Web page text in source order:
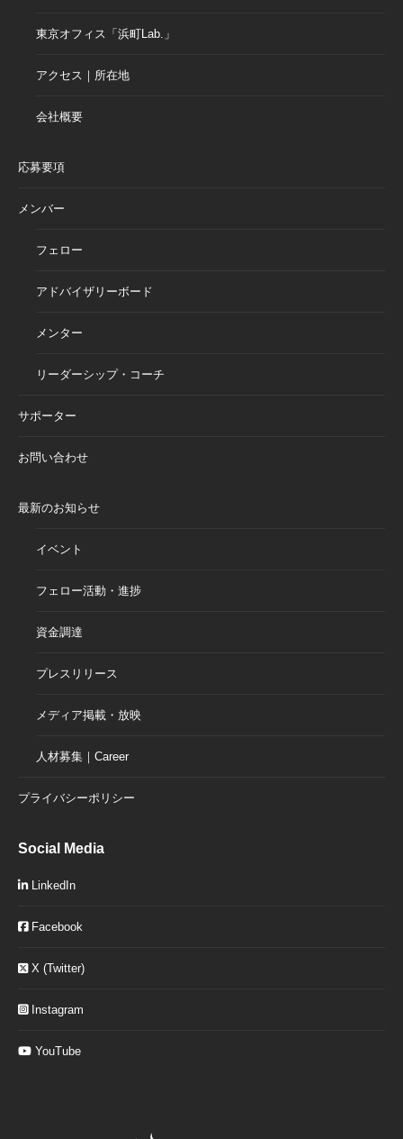
東京オフィス「浜町Lab.」
アクセス｜所在地
会社概要
応募要項
メンバー
フェロー
アドバイザリーボード
メンター
リーダーシップ・コーチ
サポーター
お問い合わせ
最新のお知らせ
イベント
フェロー活動・進捗
資金調達
プレスリリース
メディア掲載・放映
人材募集｜Career
プライバシーポリシー
Social Media
LinkedIn
Facebook
X (Twitter)
Instagram
YouTube